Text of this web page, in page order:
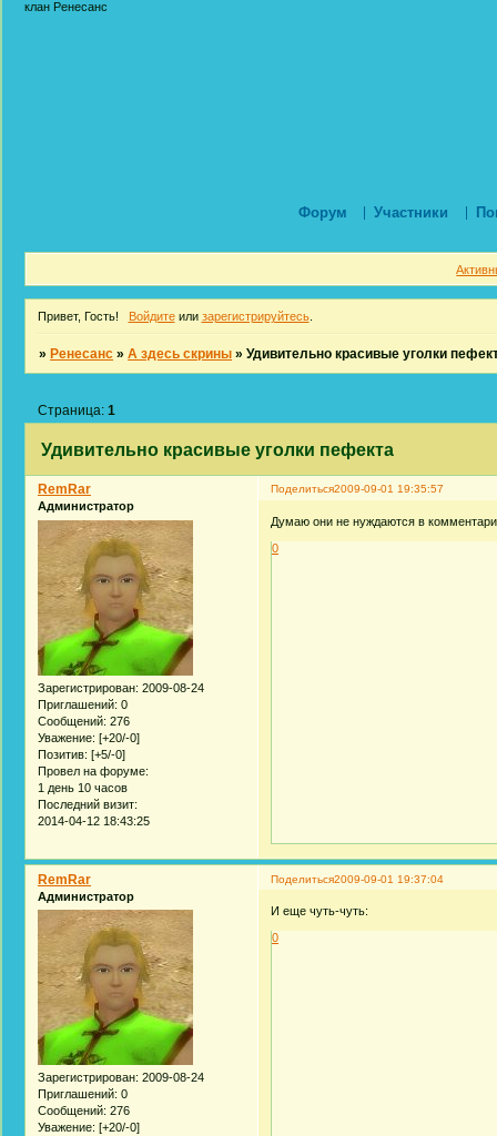
клан Ренесанс
Форум Участники
Привет, Гость! Войдитеили зарегистрируйтесь.
» Ренесанс »А здесь скрины »Удивительно красивые уголки
Удивительно красивые уголки пефекта
Страница:1
Поделиться2009-09-01 19:35:57
RemRar
Администратор
Зарегистрирован: 2009-08-24
Приглашений: 0
Сообщений: 276
Уважение: [+20/-0]
Позитив: [+5/-0]
Провел на форуме:
1 день 10 часов
Последний визит:
2014-04-12 18:43:25
Думаю они не нуждаются в
0
Поделиться2009-09-01 19:37:04
RemRar
Администратор
Зарегистрирован: 2009-08-24
Приглашений: 0
Сообщений: 276
Уважение: [+20/-0]
И еще чуть-чуть:
0